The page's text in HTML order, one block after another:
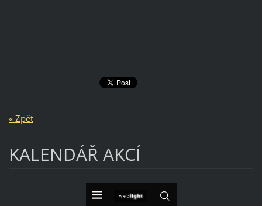
« Zpět
KALENDÁŘ AKCÍ